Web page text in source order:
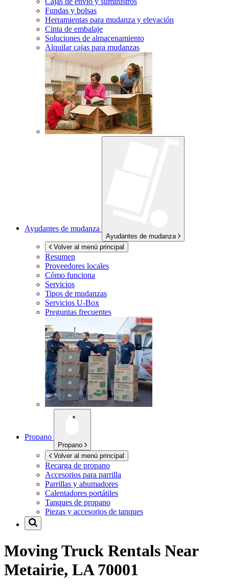
Fundas y bolsas
Herramientas para mudanza y elevación
Cinta de embalaje
Soluciones de almacenamiento
Alquilar cajas para mudanzas
Ayudantes de mudanza
Ayudantes de mudanza
Volver al menú principal
Resumen
Proveedores locales
Cómo funciona
Servicios
Tipos de mudanzas
Servicios U-Box
Preguntas frecuentes
Propano
Propano
Volver al menú principal
Recarga de propano
Accesorios para parrilla
Parrillas y ahumadores
Calentadores portátiles
Tanques de propano
Piezas y accesorios de tanques
Moving Truck Rentals Near
Metairie, LA 70001